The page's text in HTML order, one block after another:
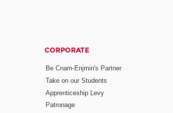
CORPORATE
Be Cnam-Enjmin's Partner
Take on our Students
Apprenticeship Levy
Patronage